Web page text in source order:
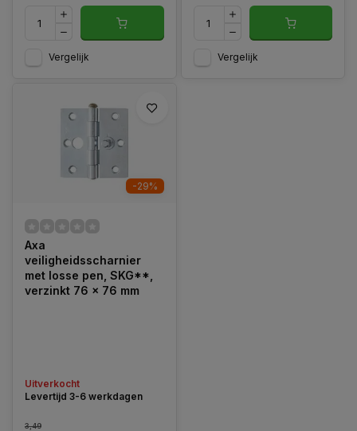
Vergelijk Vergelijk
-29%
Axa
veiligheidsscharnier
met losse pen, SKG**,
verzinkt 76 x 76 mm
Uitverkocht
Levertijd 3-6 werkdagen
3,49